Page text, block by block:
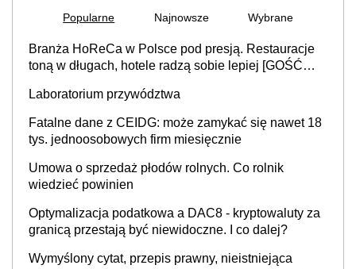
Popularne Najnowsze Wybrane
Branża HoReCa w Polsce pod presją. Restauracje
toną w długach, hotele radzą sobie lepiej [GOŚĆ
Laboratorium przywództwa
Fatalne dane z CEIDG: może zamykać się nawet 18
tys. jednoosobowych firm miesięcznie
Umowa o sprzedaż płodów rolnych. Co rolnik
wiedzieć powinien
Optymalizacja podatkowa a DAC8 - kryptowaluty za
granicą przestają być niewidoczne. I co dalej?
Wymyślony cytat, przepis prawny, nieistniejąca